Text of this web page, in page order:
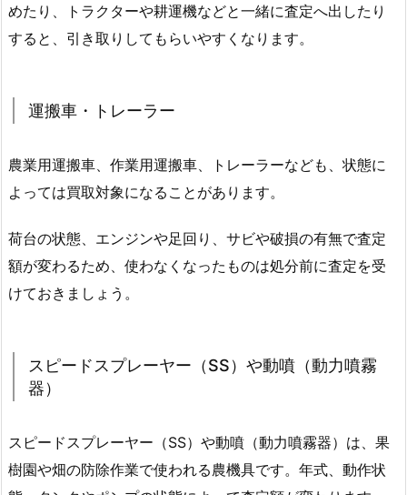
めたり、トラクターや耕運機などと一緒に査定へ出したり
すると、引き取りしてもらいやすくなります。
運搬車・トレーラー
農業用運搬車、作業用運搬車、トレーラーなども、状態に
よっては買取対象になることがあります。
荷台の状態、エンジンや足回り、サビや破損の有無で査定
額が変わるため、使わなくなったものは処分前に査定を受
けておきましょう。
スピードスプレーヤー（SS）や動噴（動力噴霧
器）
スピードスプレーヤー（SS）や動噴（動力噴霧器）は、果
樹園や畑の防除作業で使われる農機具です。年式、動作状